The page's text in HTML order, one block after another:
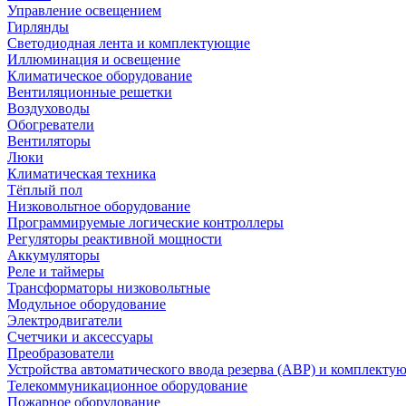
Управление освещением
Гирлянды
Светодиодная лента и комплектующие
Иллюминация и освещение
Климатическое оборудование
Вентиляционные решетки
Воздуховоды
Обогреватели
Вентиляторы
Люки
Климатическая техника
Тёплый пол
Низковольтное оборудование
Программируемые логические контроллеры
Регуляторы реактивной мощности
Аккумуляторы
Реле и таймеры
Трансформаторы низковольтные
Модульное оборудование
Электродвигатели
Счетчики и аксессуары
Преобразователи
Устройства автоматического ввода резерва (АВР) и
Телекоммуникационное оборудование
Пожарное оборудование